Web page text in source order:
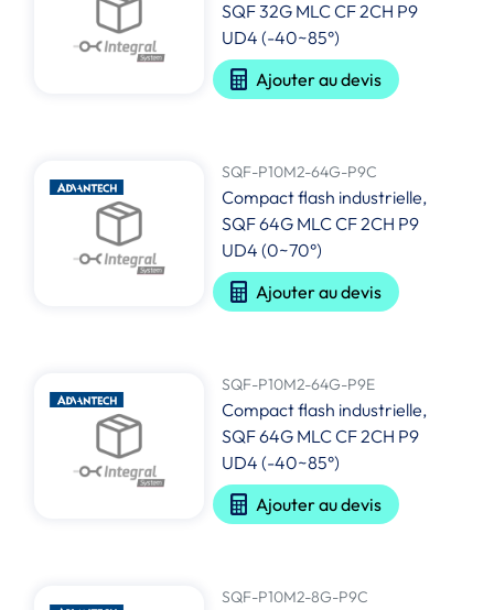
SQF 32G MLC CF 2CH P9
UD4 (-40~85°)
Ajouter au devis
SQF-P10M2-64G-P9C
Compact flash industrielle,
SQF 64G MLC CF 2CH P9
UD4 (0~70°)
Ajouter au devis
SQF-P10M2-64G-P9E
Compact flash industrielle,
SQF 64G MLC CF 2CH P9
UD4 (-40~85°)
Ajouter au devis
SQF-P10M2-8G-P9C